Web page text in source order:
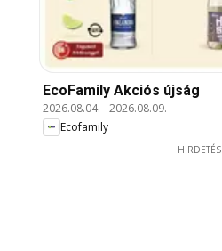
EcoFamily Akciós újság
2026.08.04. -2026.08.09.
Ecofamily
HIRDETÉS